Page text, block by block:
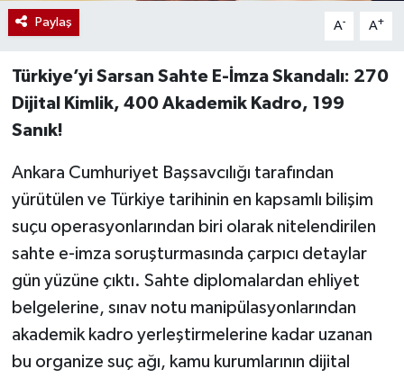
Paylaş A- A+
Türkiye’yi Sarsan Sahte E-İmza Skandalı: 270
Dijital Kimlik, 400 Akademik Kadro, 199
Sanık!
Ankara Cumhuriyet Başsavcılığı tarafından
yürütülen ve Türkiye tarihinin en kapsamlı bilişim
suçu operasyonlarından biri olarak nitelendirilen
sahte e-imza soruşturmasında çarpıcı detaylar
gün yüzüne çıktı. Sahte diplomalardan ehliyet
belgelerine, sınav notu manipülasyonlarından
akademik kadro yerleştirmelerine kadar uzanan
bu organize suç ağı, kamu kurumlarının dijital